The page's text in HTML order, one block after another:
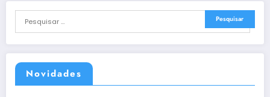
Novidades